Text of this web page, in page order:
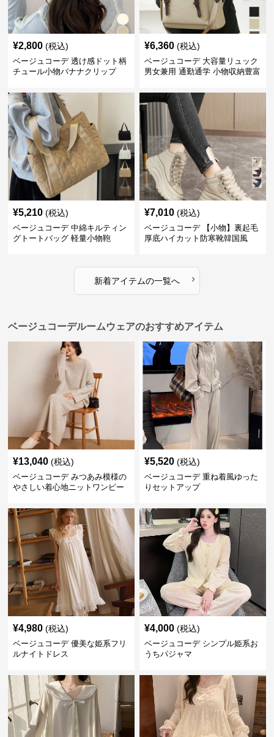
¥2,800 (税込)
ベージュコーデ 透け感ドット柄
チュール小物バナナクリップ
¥6,360 (税込)
ベージュコーデ 大容量リュック
男女兼用 通勤通学 小物収納豊富
¥5,210 (税込)
ベージュコーデ 中綿キルティン
グトートバッグ 軽量小物鞄
¥7,010 (税込)
ベージュコーデ 【小物】裏起毛
厚底ハイカット防寒靴韓国風
新着アイテムの一覧へ ›
ベージュコーデルームウェアのおすすめアイテム
¥13,040 (税込)
ベージュコーデ みつあみ模様の
やさしい着心地ニットワンピー
¥5,520 (税込)
ベージュコーデ 重ね着風ゆった
りセットアップ
¥4,980 (税込)
ベージュコーデ 優美な姫系フリ
ルナイトドレス
¥4,000 (税込)
ベージュコーデ シンプル姫系お
うちパジャマ